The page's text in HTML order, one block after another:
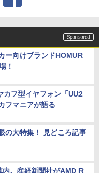
ー向けブランドHOMUR
！
カフ型イヤフォン「UU2
フマニアが語る
の大特集！ 見どころ記事
内。産経新聞社がAMD R